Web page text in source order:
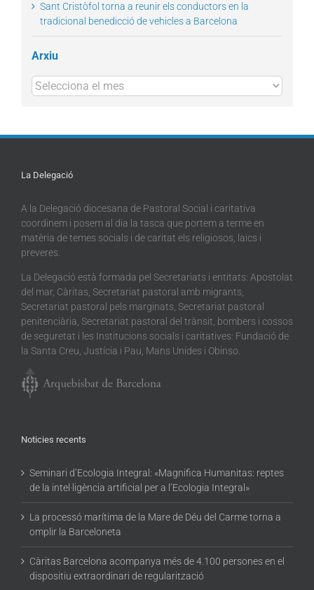
Sant Cristòfol torna a reunir els conductors en la
tradicional benedicció de vehicles a Barcelona
Arxiu
Arxius
La Delegació
A la Delegació diocesana de Pastoral Social i caritativa
coordinem i posem al dia la tasca que portem a terme en
matèria de temes socials i de caritat els religiosos, laics i
preveres.
La Delegació està formada pel Secretariats i entitats: Apostolat
del mar, Càritas, Secretariat pastoral amb migrants,
Secretariat pastoral pels marginats, Secretariat pastoral
penitenciària, Secretariat pastoral del trànsit, bombers i cossos
de seguretat i les Institucions socials i caritatives: Fundació de
la Santa Creu, Justícia i Pau, Mans Unides i Obinso.
Noticies recents
Seminari d’Ecologia Integral: «Magnifica Humanitas: reptes
de la intel·ligència artificial per a l’Ecologia Integral»
La processó marítima de la Mare de Déu del Carme torna a
omplir la Barceloneta
Càritas Barcelona acompanya més de 4.100 persones en el
dispositiu extraordinari de regularització